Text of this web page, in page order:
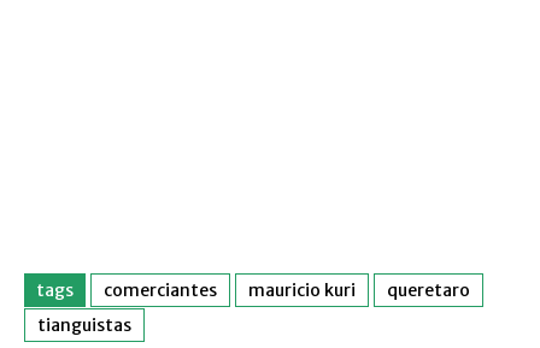
tags comerciantes mauricio kuri
queretaro
tianguistas